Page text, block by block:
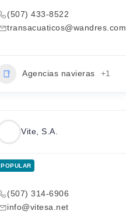
(507) 433-8522
transacuaticos@wandres.com
Agencias navieras +1
Vite, S.A.
POPULAR
(507) 314-6906
info@vitesa.net